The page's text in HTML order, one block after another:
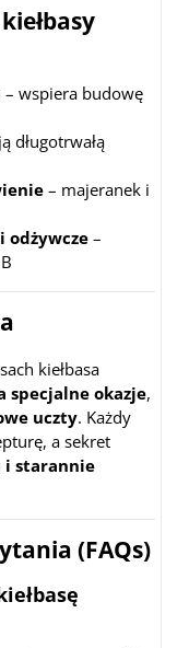
– wspiera budowę
długotrwałą
– majeranek i
odżywcze –
kiełbasa
specjalne okazje,
uczty. Każdy
a sekret
i starannie
(FAQs)